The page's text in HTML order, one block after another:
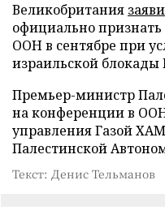
Великобритания
официально признать
ООН в сентябре при
израильской блокады
Премьер-министр
на конференции в
управления Газой
Палестинской
Текст: Денис Тельманов